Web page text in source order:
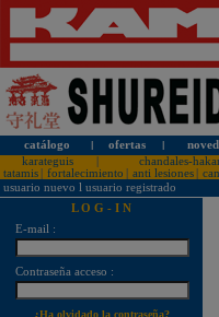
catálogo l ofertas l
karateguis
chandales-
tatamis
fortalecimiento anti lesiones
usuario nuevo l usuario registrado
L O G - I N
E-mail :
Contraseña acceso :
¿Ha olvidado la contraseña?
¡PERSONALICE LOS
KARATEGUIS KAMIKAZE CON
SU LOGOTIPO!